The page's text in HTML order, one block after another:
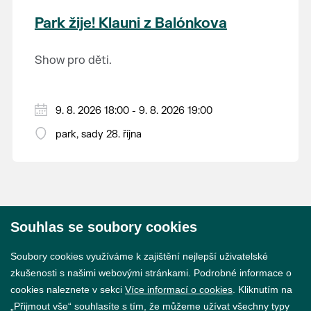
krajina na světě, která je zapsána na Seznam
světového přírodního a kulturního dědictví
Park žije! Klauni z Balónkova
Show pro děti.
9. 8. 2026 18:00 - 9. 8. 2026 19:00
park, sady 28. října
Souhlas se soubory cookies
Soubory cookies využíváme k zajištění nejlepší uživatelské
zkušenosti s našimi webovými stránkami. Podrobné informace o
cookies naleznete v sekci Více informací o cookies . Kliknutím na
„Přijmout vše“ souhlasíte s tím, že můžeme užívat všechny typy